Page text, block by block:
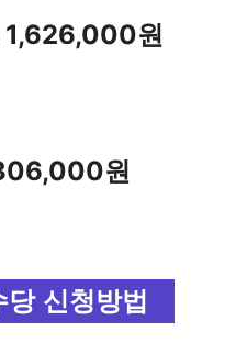
1,626,000원
원
신청방법